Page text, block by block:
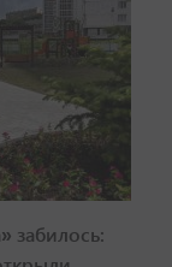
забилось: